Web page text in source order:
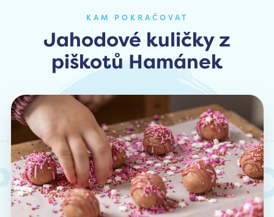
KAM POKRAČOVAT
Jahodové kuličky z
piškotů Hamánek